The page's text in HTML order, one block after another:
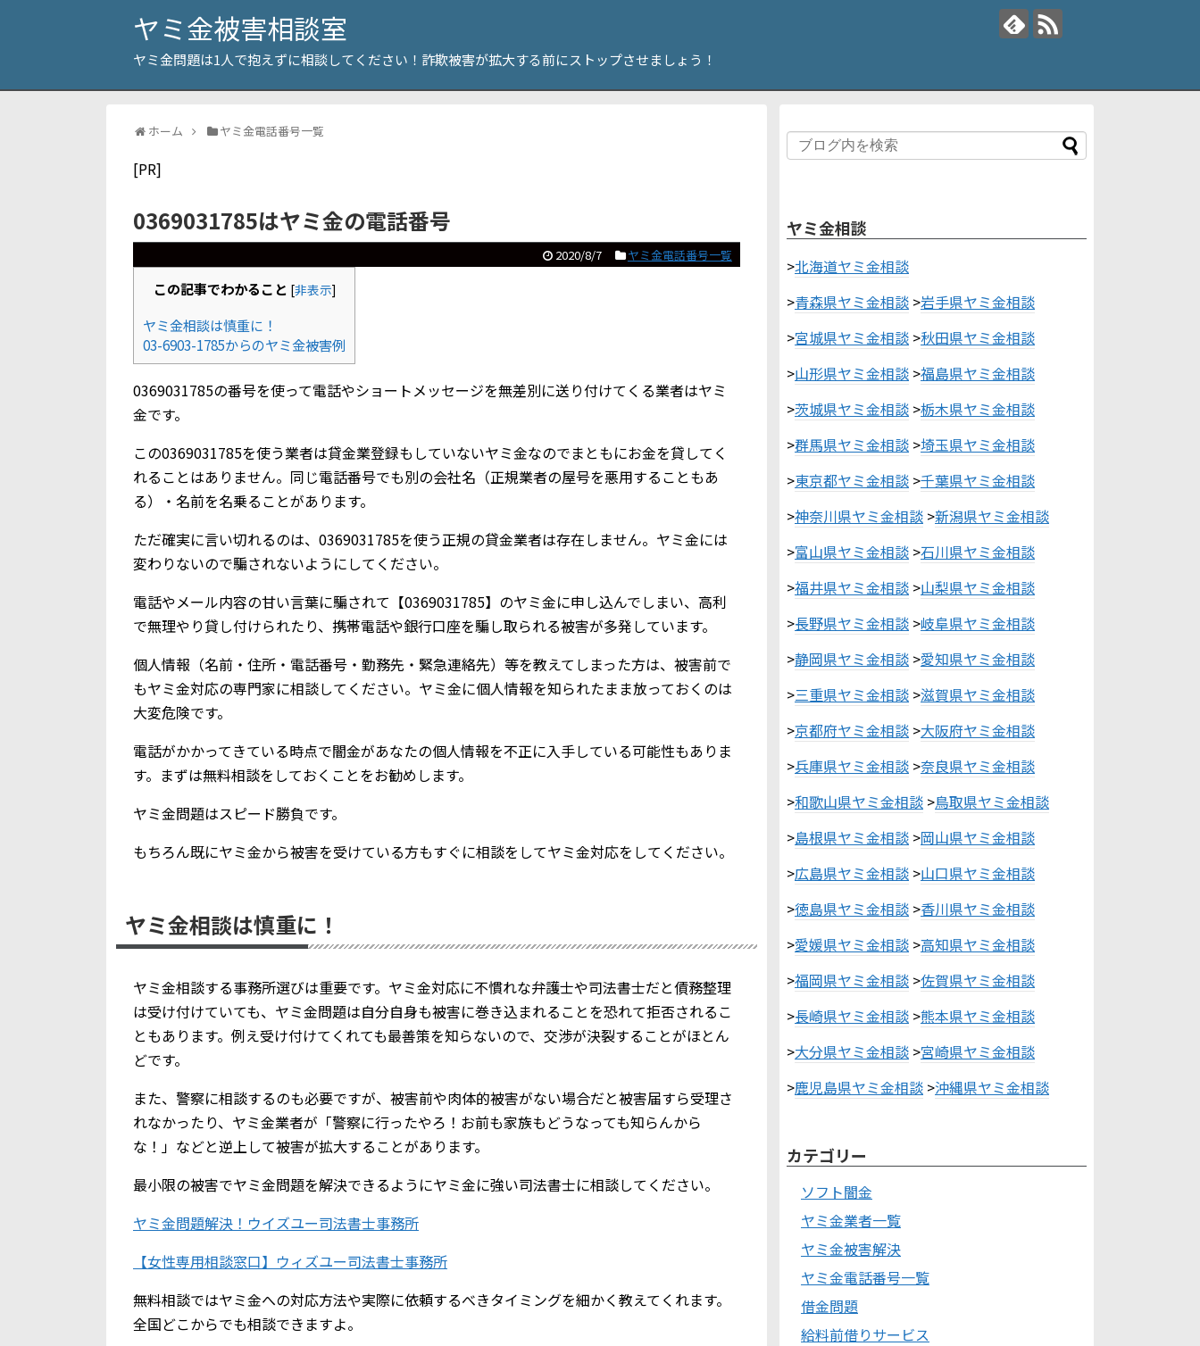
ヤミ金被害相談室
ヤミ金問題は1人で抱えずに相談してください！詐欺被害が拡大する前にストップさせましょう！
ホーム ヤミ金電話番号一覧
[PR]
0369031785はヤミ金の電話番号
2020/8/7 ヤミ金電話番号一覧
この記事でわかること [非表示]
ヤミ金相談は慎重に！
03-6903-1785からのヤミ金被害例
0369031785の番号を使って電話やショートメッセージを無差別に送り付けてくる業者はヤミ
金です。
この0369031785を使う業者は貸金業登録もしていないヤミ金なのでまともにお金を貸してく
れることはありません。同じ電話番号でも別の会社名（正規業者の屋号を悪用することもあ
る）・名前を名乗ることがあります。
ただ確実に言い切れるのは、0369031785を使う正規の貸金業者は存在しません。ヤミ金には
変わりないので騙されないようにしてください。
電話やメール内容の甘い言葉に騙されて【0369031785】のヤミ金に申し込んでしまい、高利
で無理やり貸し付けられたり、携帯電話や銀行口座を騙し取られる被害が多発しています。
個人情報（名前・住所・電話番号・勤務先・緊急連絡先）等を教えてしまった方は、被害前で
もヤミ金対応の専門家に相談してください。ヤミ金に個人情報を知られたまま放っておくのは
大変危険です。
電話がかかってきている時点で闇金があなたの個人情報を不正に入手している可能性もありま
す。まずは無料相談をしておくことをお勧めします。
ヤミ金問題はスピード勝負です。
もちろん既にヤミ金から被害を受けている方もすぐに相談をしてヤミ金対応をしてください。
ヤミ金相談は慎重に！
ヤミ金相談する事務所選びは重要です。ヤミ金対応に不慣れな弁護士や司法書士だと債務整理
は受け付けていても、ヤミ金問題は自分自身も被害に巻き込まれることを恐れて拒否されるこ
ともあります。例え受け付けてくれても最善策を知らないので、交渉が決裂することがほとん
どです。
また、警察に相談するのも必要ですが、被害前や肉体的被害がない場合だと被害届すら受理さ
れなかったり、ヤミ金業者が「警察に行ったやろ！お前も家族もどうなっても知らんから
な！」などと逆上して被害が拡大することがあります。
最小限の被害でヤミ金問題を解決できるようにヤミ金に強い司法書士に相談してください。
ヤミ金問題解決！ウイズユー司法書士事務所
【女性専用相談窓口】ウィズユー司法書士事務所
無料相談ではヤミ金への対応方法や実際に依頼するべきタイミングを細かく教えてくれます。
全国どこからでも相談できますよ。
ヤミ金相談
>北海道ヤミ金相談
>青森県ヤミ金相談 >岩手県ヤミ金相談
>宮城県ヤミ金相談 >秋田県ヤミ金相談
>山形県ヤミ金相談 >福島県ヤミ金相談
>茨城県ヤミ金相談 >栃木県ヤミ金相談
>群馬県ヤミ金相談 >埼玉県ヤミ金相談
>東京都ヤミ金相談 >千葉県ヤミ金相談
>神奈川県ヤミ金相談 >新潟県ヤミ金相談
>富山県ヤミ金相談 >石川県ヤミ金相談
>福井県ヤミ金相談 >山梨県ヤミ金相談
>長野県ヤミ金相談 >岐阜県ヤミ金相談
>静岡県ヤミ金相談 >愛知県ヤミ金相談
>三重県ヤミ金相談 >滋賀県ヤミ金相談
>京都府ヤミ金相談 >大阪府ヤミ金相談
>兵庫県ヤミ金相談 >奈良県ヤミ金相談
>和歌山県ヤミ金相談 >鳥取県ヤミ金相談
>島根県ヤミ金相談 >岡山県ヤミ金相談
>広島県ヤミ金相談 >山口県ヤミ金相談
>徳島県ヤミ金相談 >香川県ヤミ金相談
>愛媛県ヤミ金相談 >高知県ヤミ金相談
>福岡県ヤミ金相談 >佐賀県ヤミ金相談
>長崎県ヤミ金相談 >熊本県ヤミ金相談
>大分県ヤミ金相談 >宮崎県ヤミ金相談
>鹿児島県ヤミ金相談 >沖縄県ヤミ金相談
カテゴリー
ソフト闇金
ヤミ金業者一覧
ヤミ金被害解決
ヤミ金電話番号一覧
借金問題
給料前借りサービス